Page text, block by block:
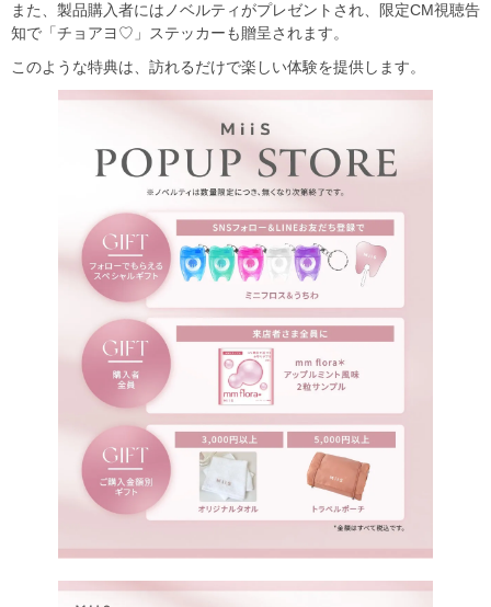
また、製品購入者にはノベルティがプレゼントされ、限定CM視聴告
知で「チョアヨ♡」ステッカーも贈呈されます。
このような特典は、訪れるだけで楽しい体験を提供します。